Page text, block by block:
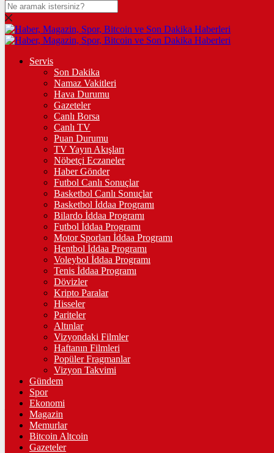
DOLAR
47,6025$% 0.06
% -0.08
STERLİN
% 0.1
GRAM ALTIN
%-0,03
ÇEYREK ALTIN
10.640,00%0,71
TAM ALTIN
42.379,00%0,72
%-0,15
%0,70
LİTECOİN
ETHEREUM
Servis
Son Dakika
Namaz Vakitleri
Hava Durumu
Gazeteler
Canlı Borsa
Canlı TV
Puan Durumu
TV Yayın Akışları
Nöbetçi Eczaneler
Haber Gönder
Futbol Canlı Sonuçlar
Basketbol Canlı Sonuçlar
Basketbol İddaa Programı
Bilardo İddaa Programı
Futbol İddaa Programı
Motor Sporları İddaa Programı
Hentbol İddaa Programı
Voleybol İddaa Programı
Tenis İddaa Programı
Dövizler
Kripto Paralar
Hisseler
Pariteler
Altınlar
Vizyondaki Filmler
Haftanın Filmleri
Popüler Fragmanlar
Vizyon Takvimi
Gündem
Spor
Ekonomi
Magazin
Memurlar
Bitcoin Altcoin
Gazeteler